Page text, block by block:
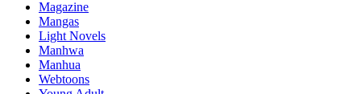
Magazine
Mangas
Light Novels
Manhwa
Manhua
Webtoons